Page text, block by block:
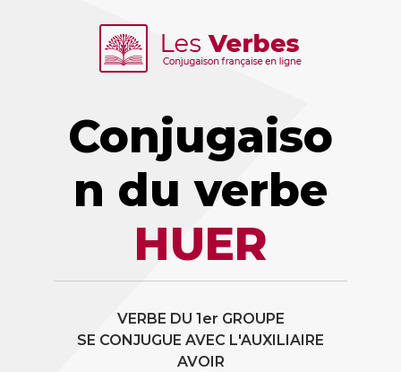
Conjugaiso
n du verbe
HUER
VERBE DU 1er GROUPE
SE CONJUGUE AVEC L'AUXILIAIRE
AVOIR